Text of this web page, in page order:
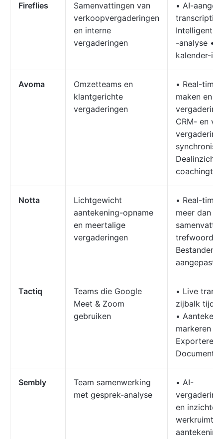
Fireflies
Samenvattingen van
verkoopvergaderingen
en interne
vergaderingen
• AI-
transcriptie
Intelligentie
-analyse •
kalender-
Avoma
Omzetteams en
klantgerichte
vergaderingen
• Real-time
maken en
CRM- en
Notta
Lichtgewicht
aantekening-opname
en meertalige
vergaderingen
• Real-time
meer dan
Bestanden
aangepaste
Tactiq
Teams die Google
Meet & Zoom
gebruiken
• Live
zijbalk
•
markeren
Exporteren
Sembly
Team samenwerking
met gesprek-analyse
• AI-
en inzichten